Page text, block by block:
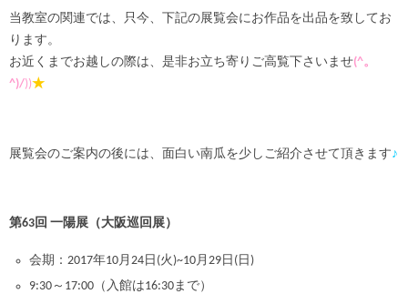
当教室の関連では、只今、下記の展覧会にお作品を出品を致してお
ります。
お近くまでお越しの際は、是非お立ち寄りご高覧下さいませ(^。
^)/))★
展覧会のご案内の後には、面白い南瓜を少しご紹介させて頂きます♪
第63回 一陽展（大阪巡回展）
会期：2017年10月24日(火)~10月29日(日)
9:30～17:00（入館は16:30まで）